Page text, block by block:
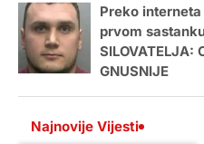
Preko
prvom
SILOVATELJA:
GNUSNIJE
Najnovije Vijesti